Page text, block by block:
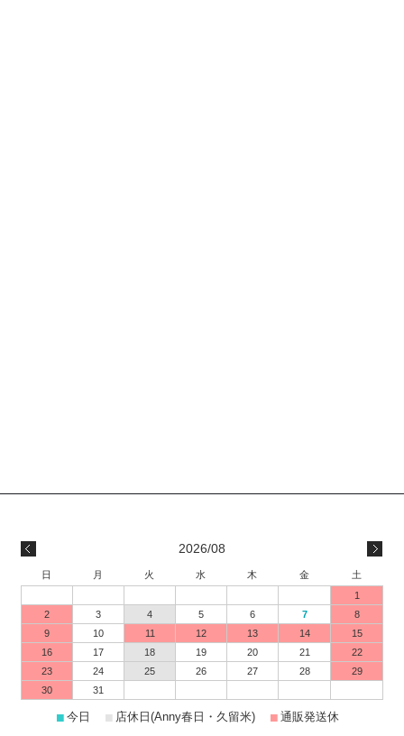
2026/08
日 月 火 水 木 金
土
1
2
3 4 5 6 7
8
9
10 11 12 13 14
15
16
17 18 19 20 21
22
23
24 25 26 27 28
29
30
31
■ 今日 ■ 店休日(Anny春日・久留米) ■ 通販発送休